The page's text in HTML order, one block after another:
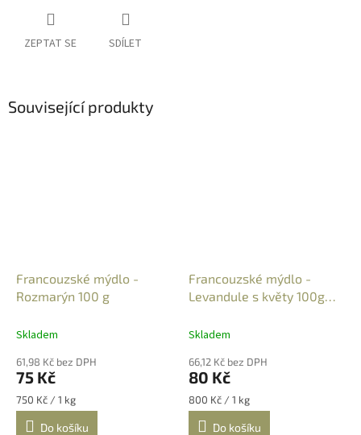
ZEPTAT SE SDÍLET
Související produkty
Francouzské mýdlo -
Rozmarýn 100 g
Skladem
61,98 Kč bez DPH
75 Kč
Měrná
cena:
750 Kč / 1 kg
Do košíku
Francouzské mýdlo -
Levandule s květy 100g
Skladem
66,12 Kč bez DPH
80 Kč
Měrná
cena:
800 Kč / 1 kg
Do košíku